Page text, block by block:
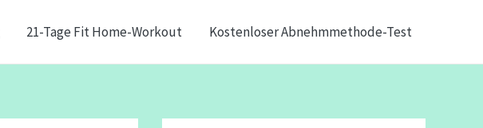
21-Tage Fit Home-Workout Kostenloser Abnehmmethode-Test